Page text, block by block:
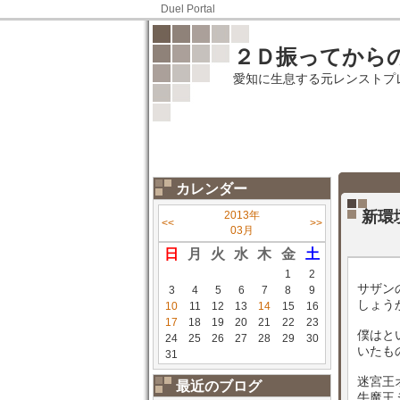
Duel Portal
２Ｄ振ってか
愛知に生息する元レンスト
カレンダー
<<
2013年
03月
>>
日 月 火 水 木 金 土
1
2
3
4 5 6 7 8
9
10
11 12 13 14 15
16
17
18 19 20 21 22
23
24
25 26 27 28 29
30
31
最近のブログ
新環
サザン
しょう
僕はと
いたも
迷宮王